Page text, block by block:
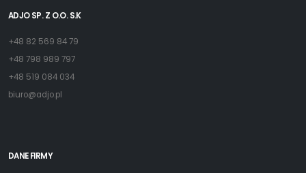
ADJO SP. Z O.O. S.K
+48 82 569 84 79
+48 798 989 797
+48 519 084 034
biuro@adjo.pl
DANE FIRMY